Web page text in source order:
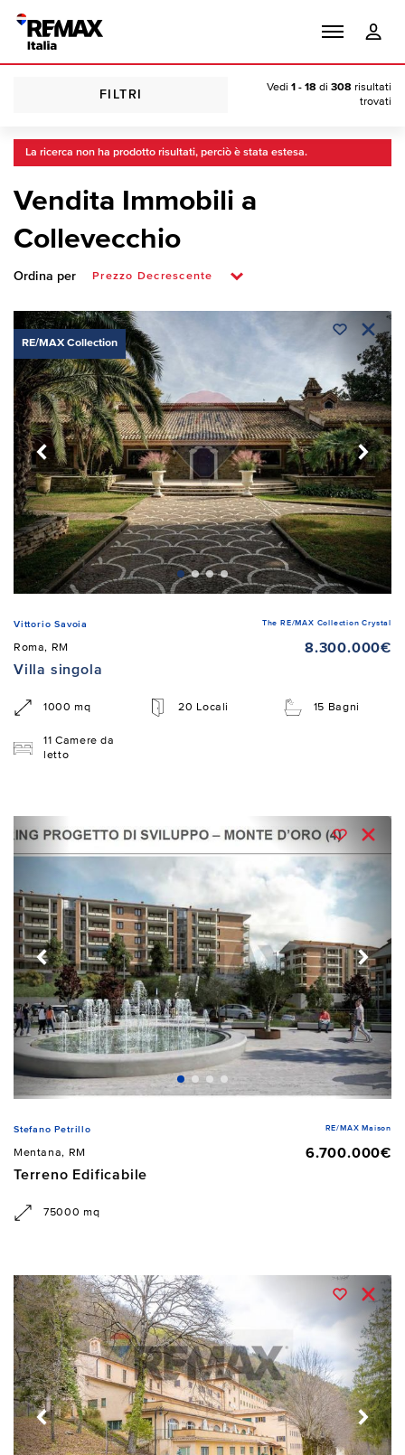
FILTRI
Vedi 1 - 18 di 308 risultati
trovati
La ricerca non ha prodotto risultati, perciò è stata estesa.
Vendita Immobili a
Collevecchio
Ordina per
RE/MAX Collection
Vittorio Savoia The RE/MAX Collection Crystal
Roma, RM
8.300.000€
Villa singola
1000 mq 20 Locali 15 Bagni
11 Camere da
letto
Stefano Petrillo RE/MAX Maison
Mentana, RM
6.700.000€
Terreno Edificabile
75000 mq